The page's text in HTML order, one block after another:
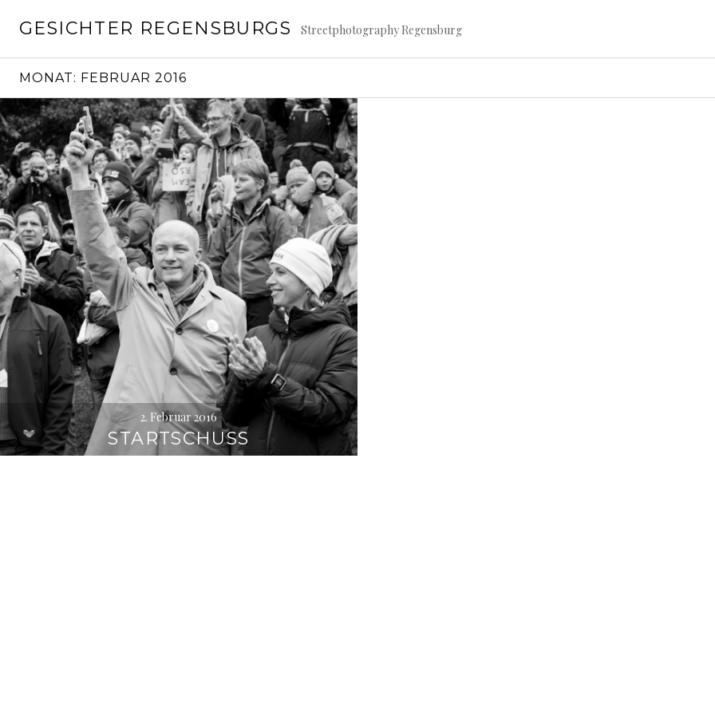
zumGESICHTER REGENSBURGS Streetphotography Regensburg
MONAT: FEBRUAR 2016
2. Februar 2016
STARTSCHUSS